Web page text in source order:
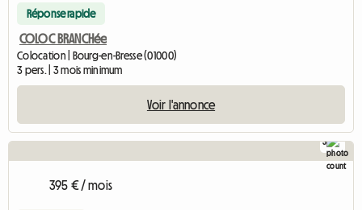
Réponse rapide
COLOC BRANCHée
Colocation | Bourg-en-Bresse (01000)
3 pers. | 3 mois minimum
Voir l'annonce
3
395 € / mois